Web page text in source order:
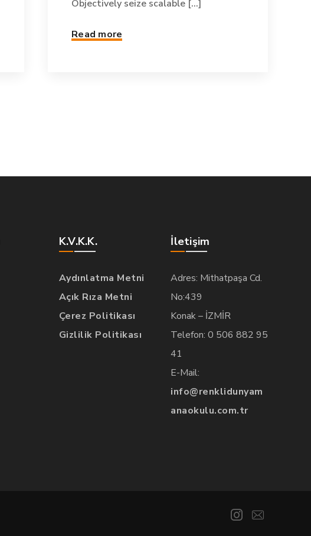
Objectively seize scalable [...]
Read more
K.V.K.K.
Aydınlatma Metni
Açık Rıza Metni
Çerez Politikası
Gizlilik Politikası
İletişim
Adres: Mithatpaşa Cd.
No:439
Konak – İZMİR
Telefon: 0 506 882 95
41
E-Mail:
info@renklidunyam
anaokulu.com.tr